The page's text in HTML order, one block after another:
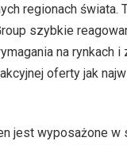
regionach świata.
szybkie
na rynkach
oferty jak
jest wyposażone w